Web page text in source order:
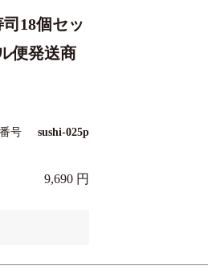
18個セッ
便発送商
号 sushi-025p
9,690